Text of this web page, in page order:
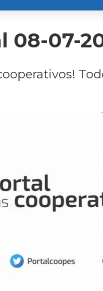
08-07-